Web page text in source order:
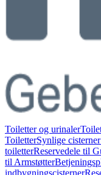
Toiletter og urinaler
ToiletterSynlige
toiletterReservedele til
til Armstøtter
indbygningscisterner